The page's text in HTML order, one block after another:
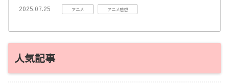
2025.07.25 アニメ アニメ感想
人気記事